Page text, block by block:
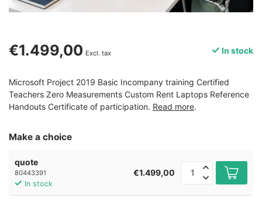
€1.499,00 Excl. tax In stock
Microsoft Project 2019 Basic Incompany training Certified
Teachers Zero Measurements Custom Rent Laptops Reference
Handouts Certificate of participation. Read more.
Make a choice
quote
80443391
In stock
€1.499,00